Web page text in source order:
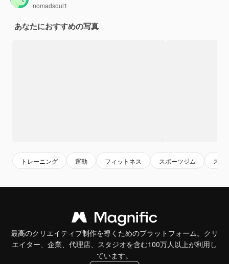
nomadsoul1
あなたにおすすめの写真
トレーニング 運動 フィットネス スポーツジム スト
最高のクリエイティブ制作を導くためのプラットフォーム。クリ
エイター、企業、代理店、スタジオを含む100万人以上が利用し
ています。